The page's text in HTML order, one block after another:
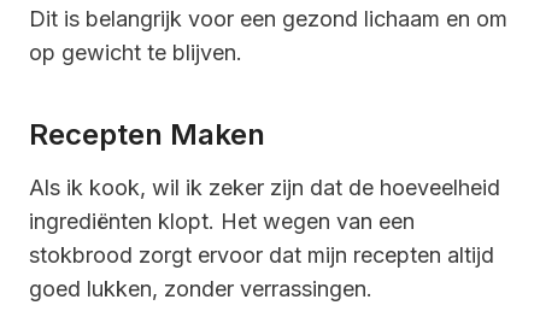
Dit is belangrijk voor een gezond lichaam en om
op gewicht te blijven.
Recepten Maken
Als ik kook, wil ik zeker zijn dat de hoeveelheid
ingrediënten klopt. Het wegen van een
stokbrood zorgt ervoor dat mijn recepten altijd
goed lukken, zonder verrassingen.